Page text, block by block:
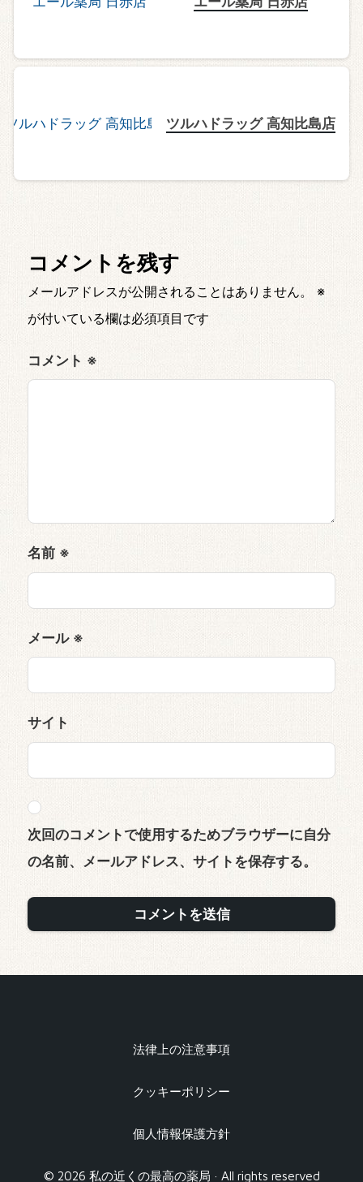
ツルハドラッグ 高知比島店
コメントを残す
メールアドレスが公開されることはありません。
※
が付いている欄は必須項目です
コメント ※
名前 ※
メール ※
サイト
次回のコメントで使用するためブラウザーに自分
の名前、メールアドレス、サイトを保存する。
法律上の注意事項
クッキーポリシー
個人情報保護方針
© 2026 私の近くの最高の薬局 · All rights reserved